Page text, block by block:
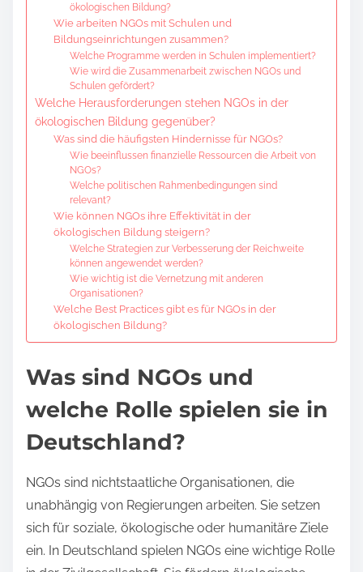
ökologischen Bildung?
Wie arbeiten NGOs mit Schulen und
Bildungseinrichtungen zusammen?
Welche Programme werden in Schulen implementiert?
Wie wird die Zusammenarbeit zwischen NGOs und
Schulen gefördert?
Welche Herausforderungen stehen NGOs in der
ökologischen Bildung gegenüber?
Was sind die häufigsten Hindernisse für NGOs?
Wie beeinflussen finanzielle Ressourcen die Arbeit von
NGOs?
Welche politischen Rahmenbedingungen sind
relevant?
Wie können NGOs ihre Effektivität in der
ökologischen Bildung steigern?
Welche Strategien zur Verbesserung der Reichweite
können angewendet werden?
Wie wichtig ist die Vernetzung mit anderen
Organisationen?
Welche Best Practices gibt es für NGOs in der
ökologischen Bildung?
Was sind NGOs und
welche Rolle spielen sie in
Deutschland?
NGOs sind nichtstaatliche Organisationen, die
unabhängig von Regierungen arbeiten. Sie setzen
sich für soziale, ökologische oder humanitäre Ziele
ein. In Deutschland spielen NGOs eine wichtige Rolle